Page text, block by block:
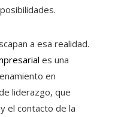
a esa realidad.
es una
en
liderazgo, que
el contacto de la